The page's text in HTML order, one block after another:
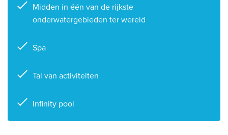
Midden in één van de rijkste
onderwatergebieden ter wereld
Spa
Tal van activiteiten
Infinity pool